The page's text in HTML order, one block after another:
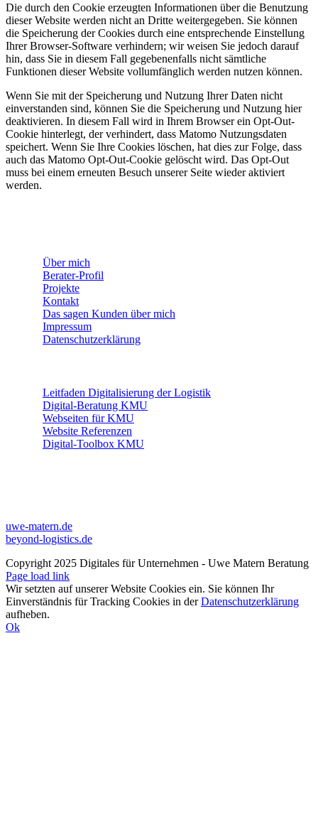
Die durch den Cookie erzeugten Informationen über die Benutzung
dieser Website werden nicht an Dritte weitergegeben. Sie können
die Speicherung der Cookies durch eine entsprechende Einstellung
Ihrer Browser-Software verhindern; wir weisen Sie jedoch darauf
hin, dass Sie in diesem Fall gegebenenfalls nicht sämtliche
Funktionen dieser Website vollumfänglich werden nutzen können.
Wenn Sie mit der Speicherung und Nutzung Ihrer Daten nicht
einverstanden sind, können Sie die Speicherung und Nutzung hier
deaktivieren. In diesem Fall wird in Ihrem Browser ein Opt-Out-
Cookie hinterlegt, der verhindert, dass Matomo Nutzungsdaten
speichert. Wenn Sie Ihre Cookies löschen, hat dies zur Folge, dass
auch das Matomo Opt-Out-Cookie gelöscht wird. Das Opt-Out
muss bei einem erneuten Besuch unserer Seite wieder aktiviert
werden.
Über mich
Berater-Profil
Projekte
Kontakt
Das sagen Kunden über mich
Impressum
Datenschutzerklärung
Leitfaden Digitalisierung der Logistik
Digital-Beratung KMU
Webseiten für KMU
Website Referenzen
Digital-Toolbox KMU
uwe-matern.de
beyond-logistics.de
Copyright 2025 Digitales für Unternehmen - Uwe Matern Beratung
Page load link
Wir setzten auf unserer Website Cookies ein. Sie können Ihr
Einverständnis für Tracking Cookies in derDatenschutzerklärung
aufheben.
Ok